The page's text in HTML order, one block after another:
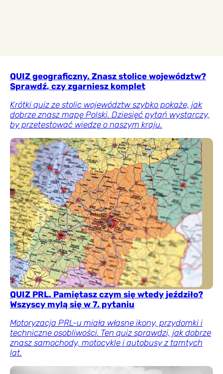
QUIZ geograficzny. Znasz stolice województw?
Sprawdź, czy zgarniesz komplet
Krótki quiz ze stolic województw szybko pokaże, jak
dobrze znasz mapę Polski. Dziesięć pytań wystarczy,
by przetestować wiedzę o naszym kraju.
QUIZ PRL. Pamiętasz czym się wtedy jeździło?
Wszyscy mylą się w 7. pytaniu
Motoryzacja PRL-u miała własne ikony, przydomki i
techniczne osobliwości. Ten quiz sprawdzi, jak dobrze
znasz samochody, motocykle i autobusy z tamtych
lat.